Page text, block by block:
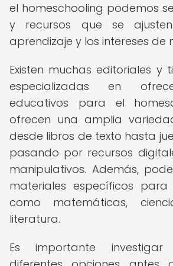
el homeschooling podemos
y recursos que se
aprendizaje y los intereses de
Existen muchas editoriales y
especializadas en
educativos para el
ofrecen una amplia
desde libros de texto hasta
pasando por recursos
manipulativos. Además,
materiales específicos
como matemáticas,
literatura.
Es importante